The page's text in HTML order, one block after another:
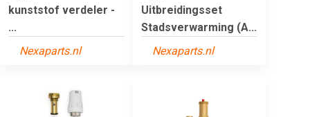
kunststof verdeler -
...
Nexaparts.nl
Uitbreidingsset
Stadsverwarming (A...
Nexaparts.nl